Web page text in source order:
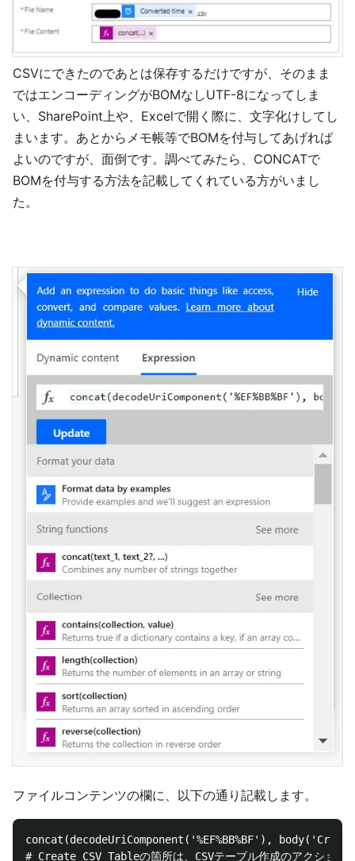
CSVにできたのであとは保存するだけですが、そのまま
ではエンコーディングがBOMなしUTF-8になってしま
い、SharePoint上や、Excelで開く際に、文字化けしてし
まいます。あとからメモ帳等でBOMを付与してあげれば
よいのですが、面倒です。調べてみたら、CONCATで
BOMを付与する方法を記載してくれている方がいまし
た。
ファイルコンテンツの欄に、以下の通り記載します。
concat(decodeUriComponent('%EF%BB%BF'),